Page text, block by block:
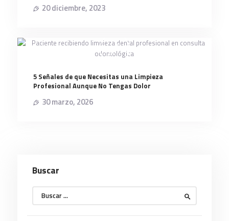
20 diciembre, 2023
5 Señales de que Necesitas una Limpieza
Profesional Aunque No Tengas Dolor
30 marzo, 2026
Buscar
Buscar: